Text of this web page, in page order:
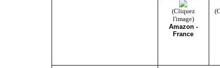
(Cliquez
l'image)
Amazon -
France